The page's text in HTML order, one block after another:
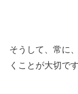
そうして、常に
くことが大切です